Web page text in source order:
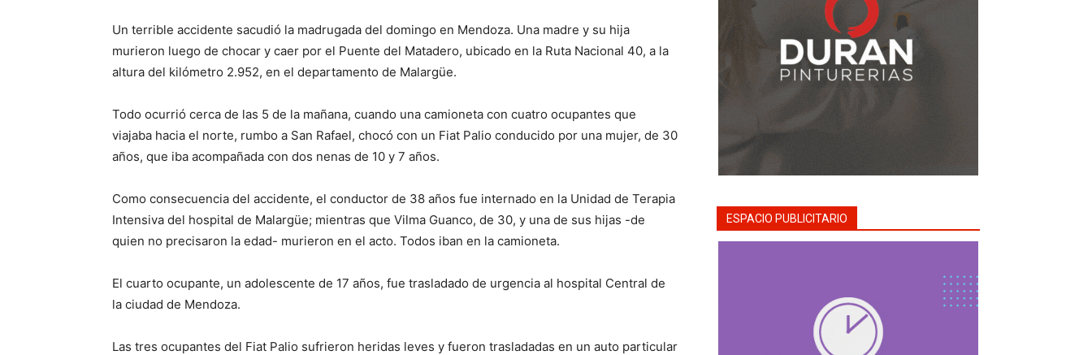
Un terrible accidente sacudió la madrugada del domingo en Mendoza. Una madre y su hija
murieron luego de chocar y caer por el Puente del Matadero, ubicado en la Ruta Nacional 40, a la
altura del kilómetro 2.952, en el departamento de Malargüe.
Todo ocurrió cerca de las 5 de la mañana, cuando una camioneta con cuatro ocupantes que
viajaba hacia el norte, rumbo a San Rafael, chocó con un Fiat Palio conducido por una mujer, de 30
años, que iba acompañada con dos nenas de 10 y 7 años.
Como consecuencia del accidente, el conductor de 38 años fue internado en la Unidad de Terapia
Intensiva del hospital de Malargüe; mientras que Vilma Guanco, de 30, y una de sus hijas -de
quien no precisaron la edad- murieron en el acto. Todos iban en la camioneta.
El cuarto ocupante, un adolescente de 17 años, fue trasladado de urgencia al hospital Central de
la ciudad de Mendoza.
Las tres ocupantes del Fiat Palio sufrieron heridas leves y fueron trasladadas en un auto particular
ESPACIO PUBLICITARIO